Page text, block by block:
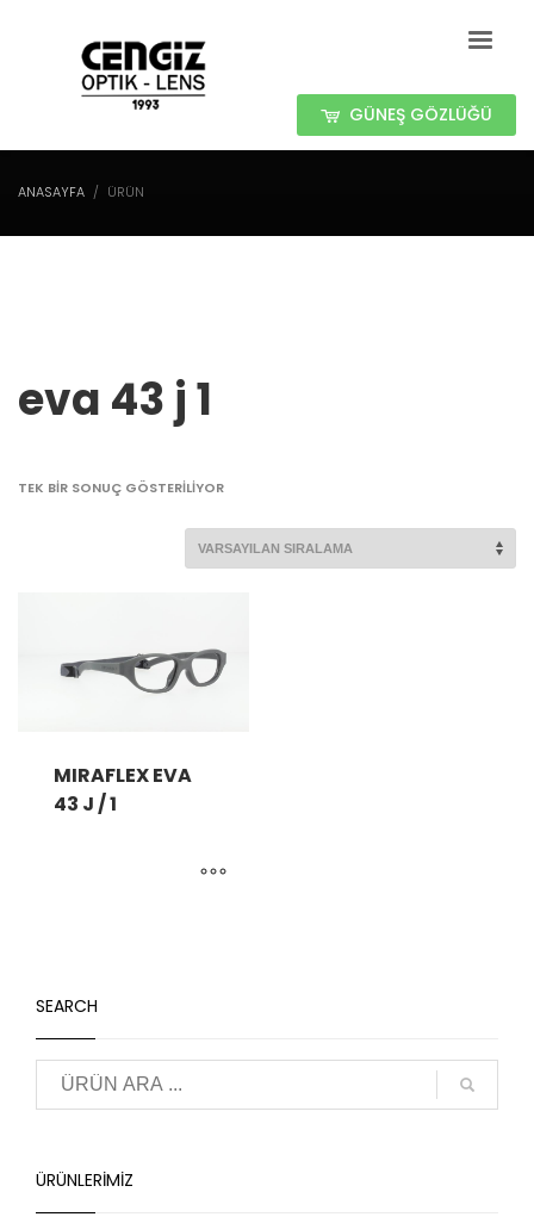
GÜNEŞ GÖZLÜĞÜ
ANASAYFA ÜRÜN
eva 43 j 1
TEK BIR SONUÇ GÖSTERILIYOR
MIRAFLEX EVA
43 J / 1
SEARCH
ÜRÜNLERIMIZ